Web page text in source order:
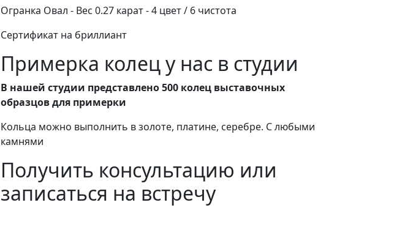
Огранка Овал - Вес 0.27 карат - 4 цвет / 6 чистота
Сертификат на бриллиант
Примерка колец у нас в студии
В нашей студии представлено 500 колец выставочных
образцов для примерки
Кольца можно выполнить в золоте, платине, серебре. С любыми
камнями
Получить консультацию или
записаться на встречу